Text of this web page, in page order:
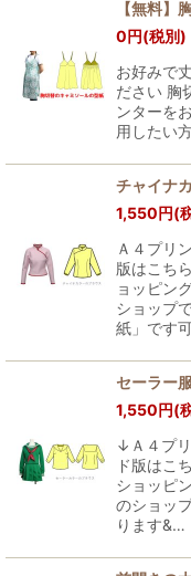
【無料】
0円(税別)
お好みで
ださい 胸
ンターを
用したい
チャイナ
1,550円(
Ａ４プリ
版はこち
ョッピン
ショップ
紙」です
セーラー
1,550円(
↓Ａ４プ
ド版はこ
ショッピ
のショッ
ります&…